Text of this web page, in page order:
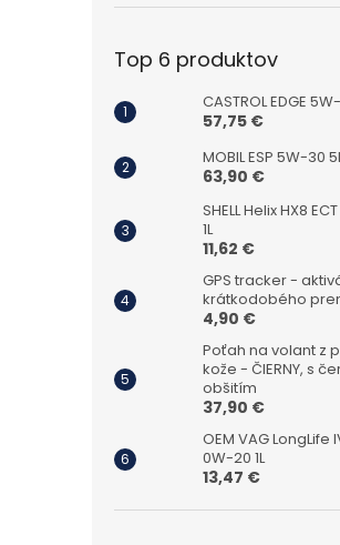
Top 6 produktov
CASTROL EDGE
57,75 €
MOBIL ESP 5W-30
63,90 €
SHELL Helix HX8
1L
11,62 €
GPS tracker -
krátkodobého
4,90 €
Poťah na volant z
kože - ČIERNY, s
obšitím
37,90 €
OEM VAG LongLife
0W-20 1L
13,47 €